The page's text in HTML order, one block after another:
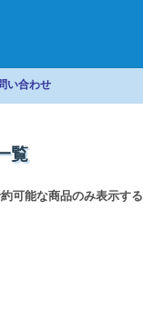
い合わせ
覧
可能な商品のみ表示する